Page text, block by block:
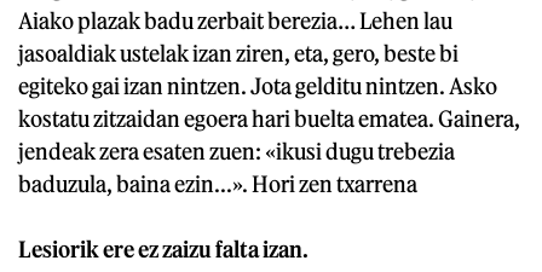
Aiako plazak badu zerbait berezia… Lehen lau
jasoaldiak ustelak izan ziren, eta, gero, beste bi
egiteko gai izan nintzen. Jota gelditu nintzen. Asko
kostatu zitzaidan egoera hari buelta ematea. Gainera,
jendeak zera esaten zuen: «ikusi dugu trebezia
baduzula, baina ezin...». Hori zen txarrena
Lesiorik ere ez zaizu falta izan.